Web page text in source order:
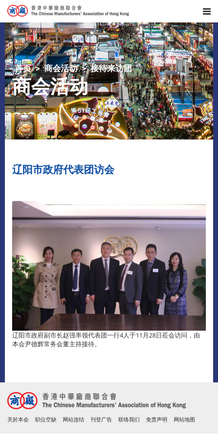
首页 商会活动 接待来访团
商会活动
辽阳市政府代表团访会
辽阳市政府副市长赵强率领代表团一行4人于11月28日莅会访问，由
本会尹德辉常务会董主持接待。
关於本会 职位空缺 网站连结 刊登广告 联络我们 免责声明 网站地图